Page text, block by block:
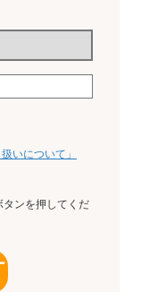
いについて」
タンを押してくだ